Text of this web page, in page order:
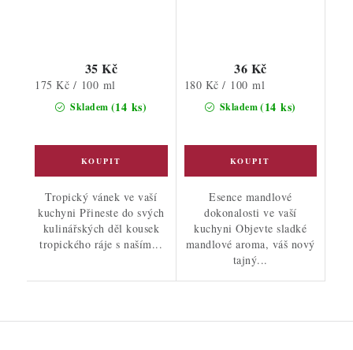
Skladem (14 ks)
35 Kč
Měrná
cena:
175 Kč / 100 ml
Tropický vánek ve vaší
kuchyni Přineste do svých
kulinářských děl kousek
tropického ráje s naším...
Skladem(14 ks)
36 Kč
Měrná
cena:
180 Kč / 100 ml
Esence mandlové
dokonalosti ve vaší
kuchyni Objevte sladké
mandlové aroma, váš nový
tajný...